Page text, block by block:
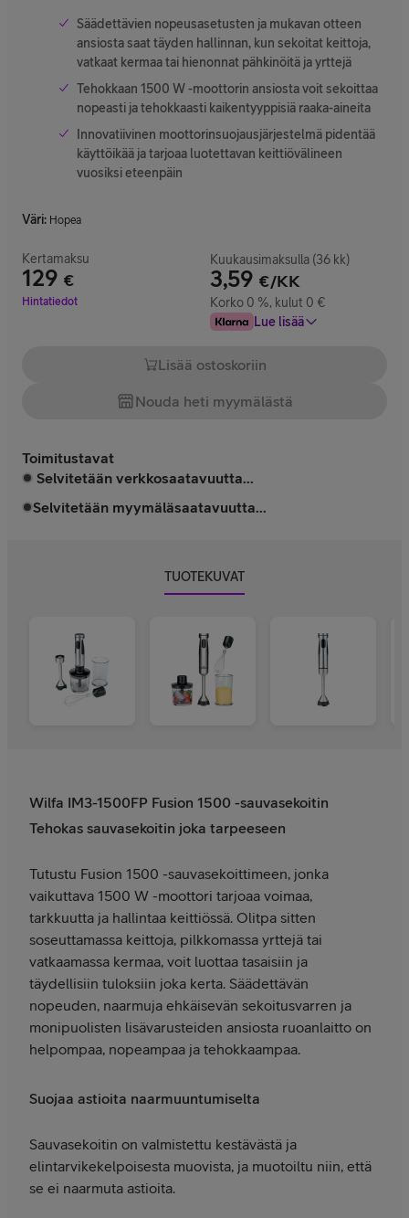
Säädettävien nopeusasetusten ja mukavan otteen
ansiosta saat täyden hallinnan, kun sekoitat keittoja,
vatkaat kermaa tai hienonnat pähkinöitä ja yrttejä
Tehokkaan 1500 W -moottorin ansiosta voit sekoittaa
nopeasti ja tehokkaasti kaikentyyppisiä raaka-aineita
Innovatiivinen moottorinsuojausjärjestelmä pidentää
käyttöikää ja tarjoaa luotettavan keittiövälineen
vuosiksi eteenpäin
Väri: Hopea
Kertamaksu
129 €
Hinta 129 €
Hintatiedot
Kuukausimaksulla (36 kk)
3,59 €/KK
Korko 0 %, kulut 0 €
Lue lisää
Lisää ostoskoriin
Nouda heti myymälästä
Toimitustavat
Selvitetään verkkosaatavuutta...
Selvitetään myymäläsaatavuutta...
TUOTEKUVAT
Wilfa IM3-1500FP Fusion 1500 -sauvasekoitin
Tehokas sauvasekoitin joka tarpeeseen
Tutustu Fusion 1500 -sauvasekoittimeen, jonka
vaikuttava 1500 W -moottori tarjoaa voimaa,
tarkkuutta ja hallintaa keittiössä. Olitpa sitten
soseuttamassa keittoja, pilkkomassa yrttejä tai
vatkaamassa kermaa, voit luottaa tasaisiin ja
täydellisiin tuloksiin joka kerta. Säädettävän
nopeuden, naarmuja ehkäisevän sekoitusvarren ja
monipuolisten lisävarusteiden ansiosta ruoanlaitto on
helpompaa, nopeampaa ja tehokkaampaa.
Suojaa astioita naarmuuntumiselta
Sauvasekoitin on valmistettu kestävästä ja
elintarvikekelpoisesta muovista, ja muotoiltu niin, että
se ei naarmuta astioita.